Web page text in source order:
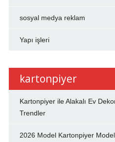
sosyal medya reklam
Yapı işleri
kartonpiyer
Kartonpiyer ile Alakalı Ev
Trendler
2026 Model Kartonpiyer